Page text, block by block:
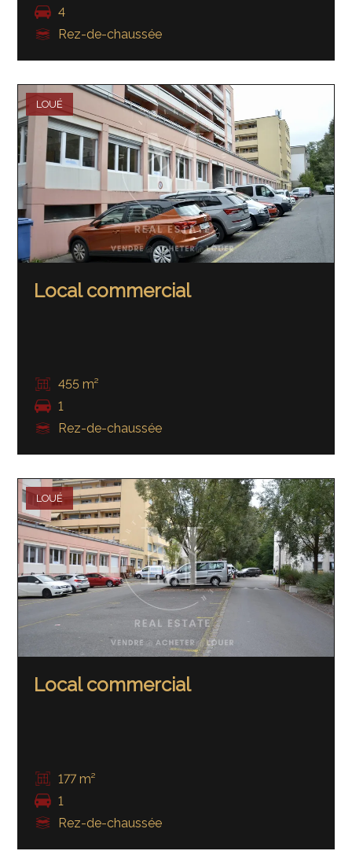
4
Rez-de-chaussée
LOUÉ
Local commercial
455 m²
1
Rez-de-chaussée
LOUÉ
Local commercial
177 m²
1
Rez-de-chaussée